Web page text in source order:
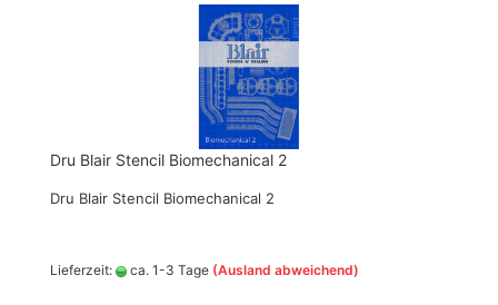
Dru Blair Stencil Biomechanical 2
Dru Blair Stencil Biomechanical 2
Lieferzeit: ca. 1-3 Tage (Ausland abweichend)